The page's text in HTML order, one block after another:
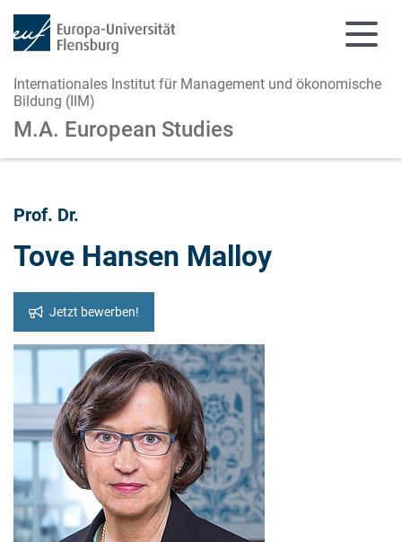
Internationales Institut für Management und ökonomische
Bildung (IIM)
M.A. European Studies
Prof. Dr.
Tove Hansen Malloy
Jetzt bewerben!